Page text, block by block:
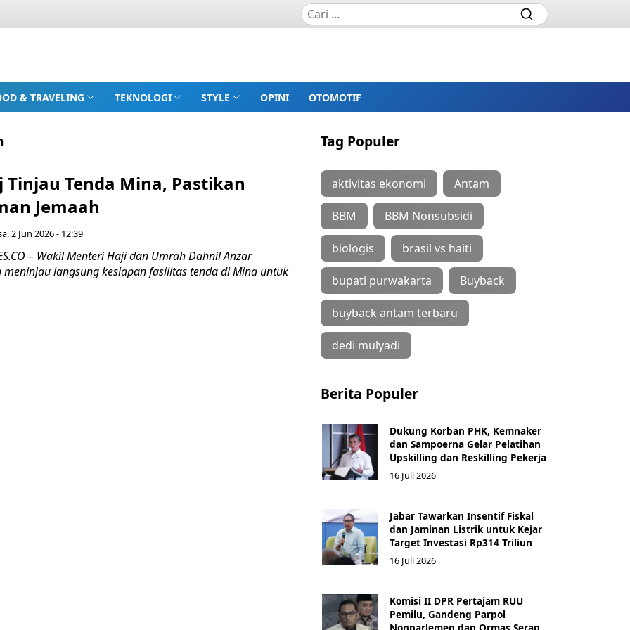
& TRAVELING TEKNOLOGI STYLE OPINI OTOMOTIF
Tinjau Tenda Mina, Pastikan
Jemaah
2 Jun 2026 - 12:39
– Wakil Menteri Haji dan Umrah Dahnil Anzar
langsung kesiapan fasilitas tenda di Mina untuk
Tag Populer
aktivitas ekonomi Antam
BBM BBM Nonsubsidi
biologis brasil vs haiti
bupati purwakarta Buyback
buyback antam terbaru
dedi mulyadi
Berita Populer
Dukung Korban PHK, Kemnaker
dan Sampoerna Gelar Pelatihan
Upskilling dan Reskilling Pekerja
16 Juli 2026
Jabar Tawarkan Insentif Fiskal
dan Jaminan Listrik untuk Kejar
Target Investasi Rp314 Triliun
16 Juli 2026
Komisi II DPR Pertajam RUU
Pemilu, Gandeng Parpol